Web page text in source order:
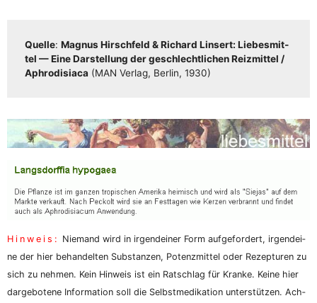
Quel­le: Magnus Hirsch­feld & Richard Lin­sert: Lie­bes­mit­
tel — Eine Dar­stel­lung der geschlecht­li­chen Reiz­mit­tel /​​
Aphro­di­sia­ca (MAN Ver­lag, Ber­lin, 1930)
Hin­weis: Nie­mand wird in irgend­ei­ner Form auf­ge­for­dert, irgend­ei­
ne der hier behan­del­ten Sub­stan­zen, Potenz­mit­tel oder Rezep­tu­ren zu
sich zu neh­men. Kein Hin­weis ist ein Rat­schlag für Kran­ke. Kei­ne hier
dar­ge­bo­te­ne Infor­ma­ti­on soll die Selbst­me­di­ka­ti­on unter­stüt­zen. Ach­